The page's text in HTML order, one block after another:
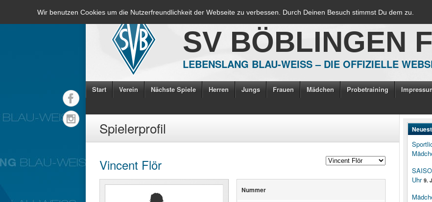
Wir benutzen Cookies um die Nutzerfreundlichkeit der Webseite zu verbessen. Durch Deinen Besuch stimmst Du dem zu.
SV BÖBLINGEN
LEBENSLANG BLAU-WEISS – DIE OFFIZIELLE
Start Verein Nächste Spiele Herren Jungs Frauen Mädchen Probetraining
Spielerprofil
Vincent Flör
Nummer
Uhr 9.